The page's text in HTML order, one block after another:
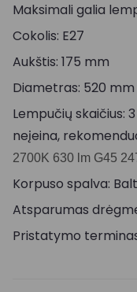
Maksimali galia
Cokolis: E27
Aukštis: 175 mm
Diametras: 520 mm
Lempučių skaičius:
neįeina,
2700K 630 lm G45
Korpuso spalva:
Atsparumas
Pristatymo